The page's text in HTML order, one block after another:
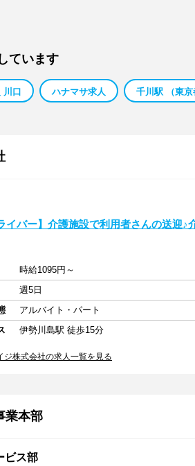
ています
川口 ハナマサ求人 千川駅 （東
イバー】介護施設で利用者さんの送迎
時給1095円～
週5日
アルバイト・パート
伊勢川島駅 徒歩15分
ジ株式会社の求人一覧を見る
業本部
ビス部